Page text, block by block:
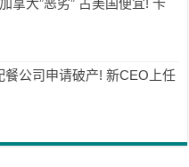
餐公司申请破产! 新CEO上任